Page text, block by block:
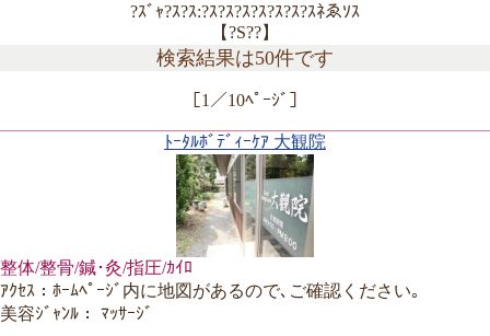
?ｽﾞｬ?ｽ?ｽ:?ｽ?ｽ?ｽ?ｽ?ｽ?ｽ?ｽﾈゑｿｽ
【?S??】
検索結果は50件です
［1／10ﾍﾟｰｼﾞ］
ﾄｰﾀﾙﾎﾞﾃﾞｨｰｹｱ 大観院
整体/整骨/鍼･灸/指圧/ｶｲﾛ
ｱｸｾｽ：ﾎｰﾑﾍﾟｰｼﾞ内に地図があるので､ご確認ください｡
美容ｼﾞｬﾝﾙ： ﾏｯｻｰｼﾞ